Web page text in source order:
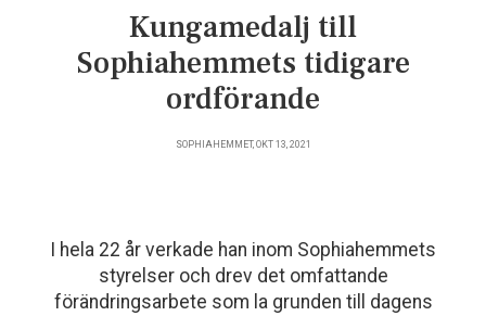
Kungamedalj till
Sophiahemmets tidigare
ordförande
SOPHIAHEMMET, OKT 13, 2021
I hela 22 år verkade han inom Sophiahemmets
styrelser och drev det omfattande
förändringsarbete som la grunden till dagens